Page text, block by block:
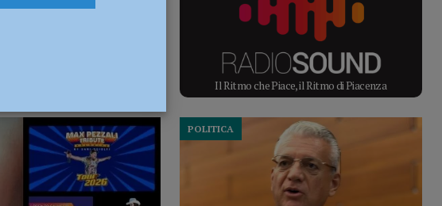
Il Ritmo che Piace, il Ritmo di Piacenza
POLITICA